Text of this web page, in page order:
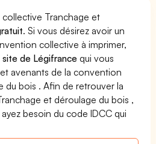
Tranchage et
. Si vous désirez avoir un
collective à imprimer,
site de Légifrance qui vous
avenants de la convention
du bois . Afin de retrouver la
et déroulage du bois ,
besoin du code IDCC qui